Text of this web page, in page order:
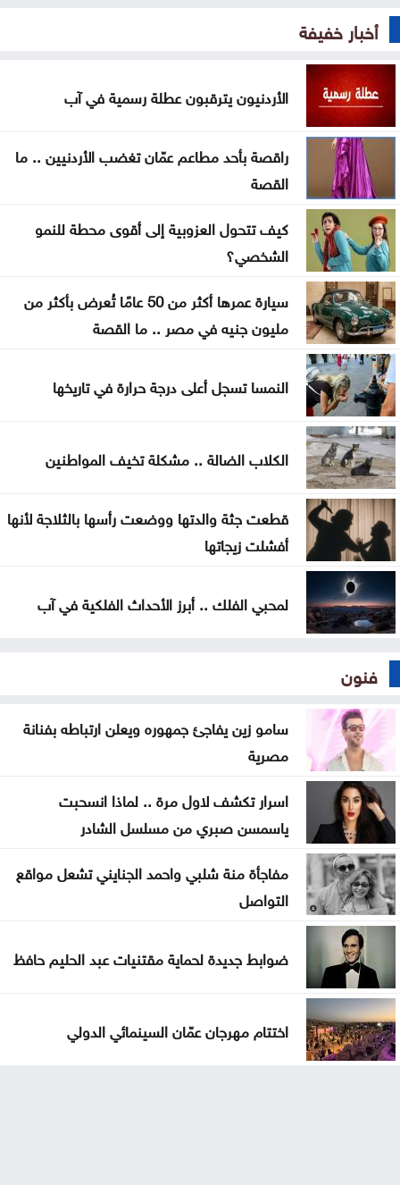
في موجات الحر
انطلاق رحلات برنامج أردننا جنة في الكرك
عون: تقدم إيجابي في مفاوضات روما حول الحدود
والأسرى
سامو زين يفاجئ جمهوره ويعلن ارتباطه بفنانة مصرية
أوبن إيه آي تتيح محادثات غير محدودة لمستخدمي
ChatGPT المجانيين
6 وسائل منزلية فعّالة لطرد البعوض
البنك الدولي يمنح سوريا 100 مليون دولار لتحديث
القطاع المالي
بغداد والرياض تبحثان التنسيق الأمني وتطورات
المنطقة
أخبار خفيفة
الأردنيون يترقبون عطلة رسمية في آب
راقصة بأحد مطاعم عمّان تغضب الأردنيين .. ما
القصة
كيف تتحول العزوبية إلى أقوى محطة للنمو
الشخصي؟
سيارة عمرها أكثر من 50 عامًا تُعرض بأكثر من
مليون جنيه في مصر .. ما القصة
النمسا تسجل أعلى درجة حرارة في تاريخها
الكلاب الضالة .. مشكلة تخيف المواطنين
قطعت جثة والدتها ووضعت رأسها بالثلاجة لأنها
أفشلت زيجاتها
لمحبي الفلك .. أبرز الأحداث الفلكية في آب
فنون
سامو زين يفاجئ جمهوره ويعلن ارتباطه بفنانة
مصرية
اسرار تكشف لاول مرة .. لماذا انسحبت
ياسمسن صبري من مسلسل الشادر
مفاجأة منة شلبي واحمد الجنايني تشعل مواقع
التواصل
ضوابط جديدة لحماية مقتنيات عبد الحليم حافظ
اختتام مهرجان عمّان السينمائي الدولي